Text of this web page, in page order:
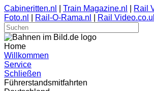
Cabineritten.nl Train Magazine.nl Rail
Foto.nl
Rail-O-Rama.nl Rail
Home
Willkommen
Service
Schließen
Führerstandsmitfahrten